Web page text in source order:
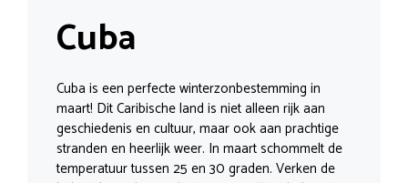
Cuba
Cuba is een perfecte winterzonbestemming in
maart! Dit Caribische land is niet alleen rijk aan
geschiedenis en cultuur, maar ook aan prachtige
stranden en heerlijk weer. In maart schommelt de
temperatuur tussen 25 en 30 graden. Verken de